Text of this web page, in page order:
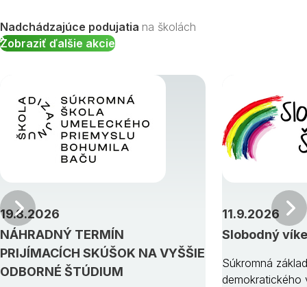
Nadchádzajúce podujatia na školách
Zobraziť ďalšie akcie
NÁHRADNÝ TERMÍN
PRIJÍMACÍCH SKÚŠOK NA VYŠŠIE
ODBORNÉ ŠTÚDIUM
19.8.2026
Slobodný
11.9.2026
Súkromná
demokratického
Predchádzajúci